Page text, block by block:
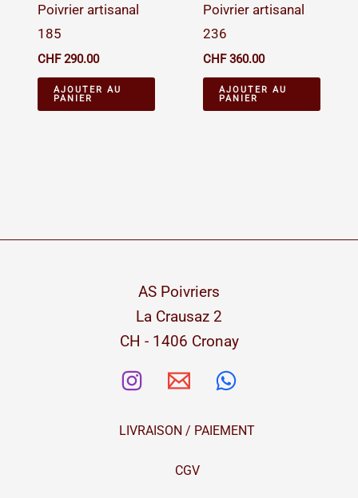
Poivrier artisanal
185
CHF290.00
AJOUTER AU
PANIER
Poivrier artisanal
236
CHF360.00
AJOUTER AU
PANIER
AS Poivriers
La Crausaz 2
CH - 1406 Cronay
LIVRAISON / PAIEMENT
CGV